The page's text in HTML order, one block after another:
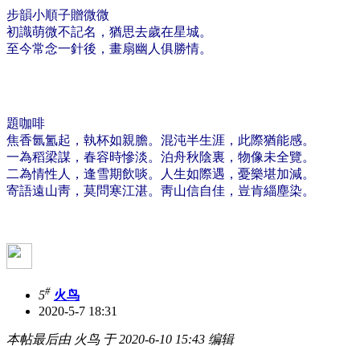
步韻小順子贈微微
初識萌微​不記名，猶思去歲在星城。
至今常念一針後，畫扇幽​人俱勝情。
題咖啡
焦香氤氳起，執杯如親膽。混沌半生涯，此際猶能感。
一為稻梁謀，春容時慘淡。泊舟秋陰裏，物像未全覽。
二為情性人，逢雪期飲啖。人生如際遇，憂樂堪加減。
寄語遠山靑，莫問寒江湛。靑山信自佳，豈肯緇塵染。
5# 火鸟
2020-5-7 18:31
本帖最后由 火鸟 于 2020-6-10 15:43 编辑